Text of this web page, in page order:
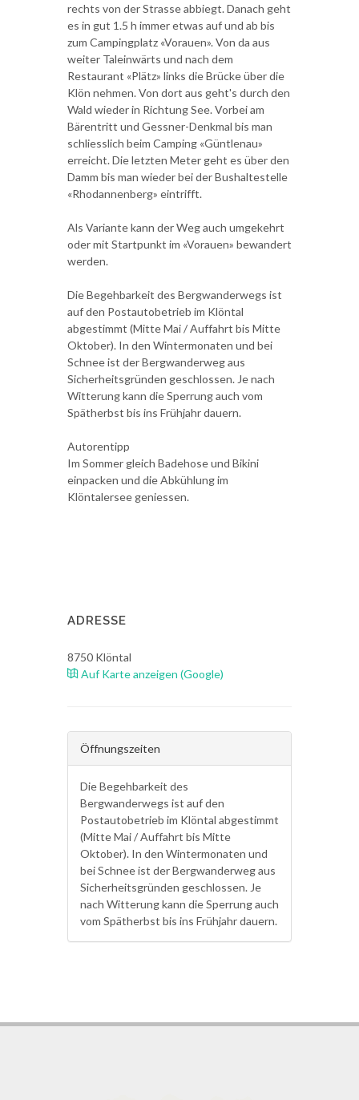
rechts von der Strasse abbiegt. Danach geht
es in gut 1.5 h immer etwas auf und ab bis
zum Campingplatz «Vorauen». Von da aus
weiter Taleinwärts und nach dem
Restaurant «Plätz» links die Brücke über die
Klön nehmen. Von dort aus geht's durch den
Wald wieder in Richtung See. Vorbei am
Bärentritt und Gessner-Denkmal bis man
schliesslich beim Camping «Güntlenau»
erreicht. Die letzten Meter geht es über den
Damm bis man wieder bei der Bushaltestelle
«Rhodannenberg» eintrifft.
Als Variante kann der Weg auch umgekehrt
oder mit Startpunkt im «Vorauen» bewandert
werden.
Die Begehbarkeit des Bergwanderwegs ist
auf den Postautobetrieb im Klöntal
abgestimmt (Mitte Mai / Auffahrt bis Mitte
Oktober). In den Wintermonaten und bei
Schnee ist der Bergwanderweg aus
Sicherheitsgründen geschlossen. Je nach
Witterung kann die Sperrung auch vom
Spätherbst bis ins Frühjahr dauern.
Autorentipp
Im Sommer gleich Badehose und Bikini
einpacken und die Abkühlung im
Klöntalersee geniessen.
ADRESSE
8750 Klöntal
Auf Karte anzeigen (Google)
Öffnungszeiten
Die Begehbarkeit des
Bergwanderwegs ist auf den
Postautobetrieb im Klöntal abgestimmt
(Mitte Mai / Auffahrt bis Mitte
Oktober). In den Wintermonaten und
bei Schnee ist der Bergwanderweg aus
Sicherheitsgründen geschlossen. Je
nach Witterung kann die Sperrung auch
vom Spätherbst bis ins Frühjahr dauern.